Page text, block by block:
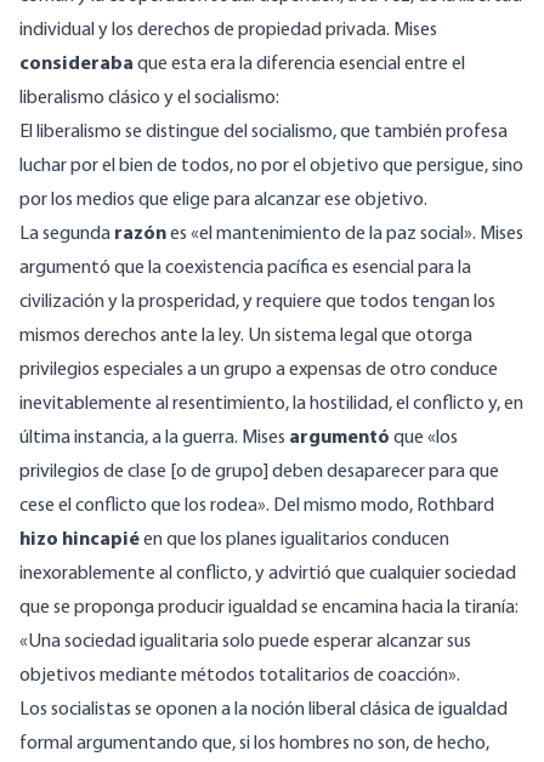
individual y los derechos de propiedad privada. Mises
consideraba que esta era la diferencia esencial entre el
liberalismo clásico y el socialismo:
El liberalismo se distingue del socialismo, que también profesa
luchar por el bien de todos, no por el objetivo que persigue, sino
por los medios que elige para alcanzar ese objetivo.
La segunda razónes «el mantenimiento de la paz social». Mises
argumentó que la coexistencia pacífica es esencial para la
civilización y la prosperidad, y requiere que todos tengan los
mismos derechos ante la ley. Un sistema legal que otorga
privilegios especiales a un grupo a expensas de otro conduce
inevitablemente al resentimiento, la hostilidad, el conflicto y, en
última instancia, a la guerra. Mises argumentó que «los
privilegios de clase [o de grupo] deben desaparecer para que
cese el conflicto que los rodea». Del mismo modo, Rothbard
hizo hincapiéen que los planes igualitarios conducen
inexorablemente al conflicto, y advirtió que cualquier sociedad
que se proponga producir igualdad se encamina hacia la tiranía:
«Una sociedad igualitaria solo puede esperar alcanzar sus
objetivos mediante métodos totalitarios de coacción».
Los socialistas se oponen a la noción liberal clásica de igualdad
formal argumentando que, si los hombres no son, de hecho,